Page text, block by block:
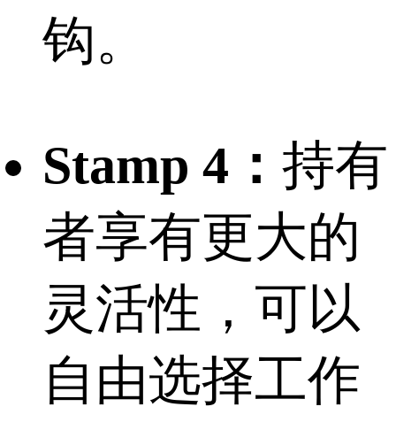
钩。
Stamp 4： 持有
者享有更大的
灵活性，可以
自由选择工作